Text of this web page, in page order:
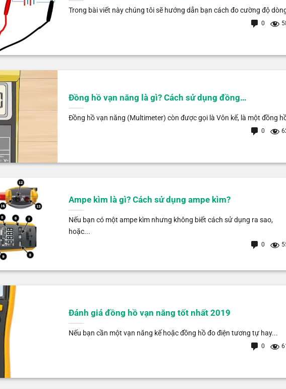
Trong bài viết này chúng tôi sẽ hướng dẫn bạn cách đo cường độ
0
Đồng hồ vạn năng là gì? Cách sử dụng đồng…
Đồng hồ vạn năng (Multimeter) còn được gọi là Vôn kế, là một đồng
0
Ampe kìm là gì? Cách sử dụng ampe kìm?
Nếu bạn có một ampe kìm nhưng không biết cách sử dụng ra sao,
hoặc...
0
Đánh giá đồng hồ vạn năng tốt nhất 2019
Nếu bạn cần một vạn năng kế hoặc đồng hồ đo điện tương tự hay...
0